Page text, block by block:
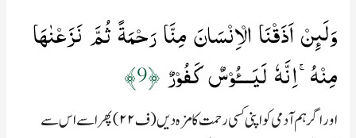
وَلَٮِٕنۡ اَذَقۡنَا الۡاِنۡسَانَ مِنَّا رَحۡمَةً ثُمَّ نَزَعۡنٰهَا
مِنۡهُ​ۚ اِنَّهٗ لَيَـــُٔوۡسٌ كَفُوۡرٌ‏﴿9﴾
اور اگر ہم آدمی کو اپنی کسی رحمت کا مزہ دیں (ف۲۲) پھر اسے اس سے